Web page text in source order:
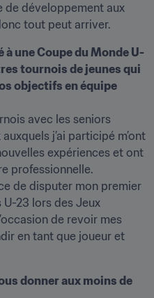
de développement aux
tout peut arriver.
à une Coupe du Monde U-
tournois de jeunes qui
objectifs en équipe
avec les seniors
j’ai participé m’ont
expériences et ont
de disputer mon premier
23 lors des Jeux
de revoir mes
en tant que joueur et
donner aux moins de